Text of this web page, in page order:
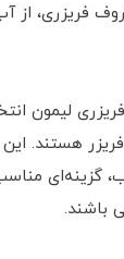
فریزری، از
لیمون
هستند.
گزینه‌ای مناسب
باشند.